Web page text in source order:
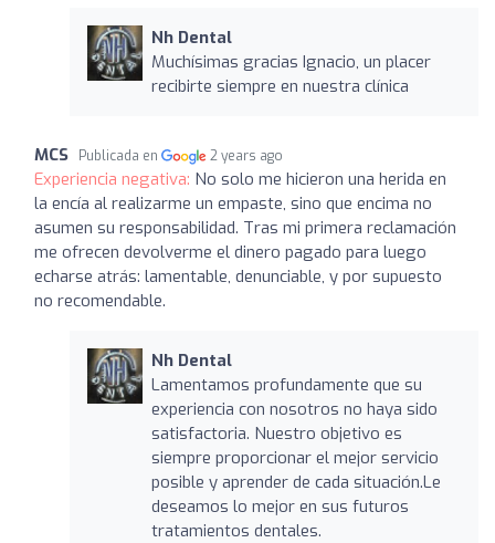
Nh Dental
Muchísimas gracias Ignacio, un placer
recibirte siempre en nuestra clínica
MCS Publicada en 2 years ago
Experiencia negativa: No solo me hicieron una herida en
la encía al realizarme un empaste, sino que encima no
asumen su responsabilidad. Tras mi primera reclamación
me ofrecen devolverme el dinero pagado para luego
echarse atrás: lamentable, denunciable, y por supuesto
no recomendable.
Nh Dental
Lamentamos profundamente que su
experiencia con nosotros no haya sido
satisfactoria. Nuestro objetivo es
siempre proporcionar el mejor servicio
posible y aprender de cada situación.Le
deseamos lo mejor en sus futuros
tratamientos dentales.